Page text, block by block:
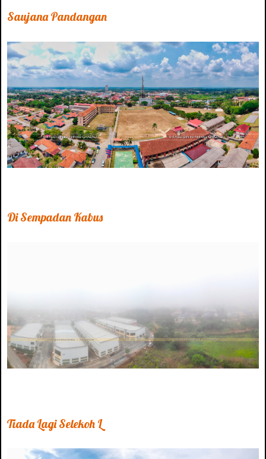
Saujana Pandangan
Di Sempadan Kabus
Tiada Lagi Selekoh L